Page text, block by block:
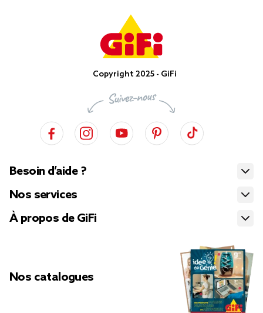
Copyright 2025 - GiFi
Besoin d’aide ?
Nos services
À propos de GiFi
Nos catalogues